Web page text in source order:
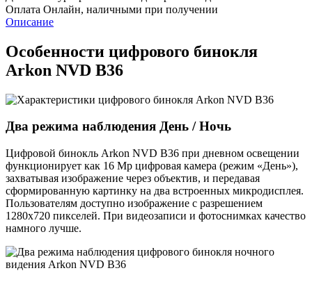
Оплата Онлайн, наличными при получении
Описание
Особенности цифрового бинокля
Arkon NVD B36
Два режима наблюдения День / Ночь
Цифровой бинокль Arkon NVD B36 при дневном освещении
функционирует как 16 Мр цифровая камера (режим «День»),
захватывая изображение через объектив, и передавая
сформированную картинку на два встроенных микродисплея.
Пользователям доступно изображение с разрешением
1280х720 пикселей. При видеозаписи и фотоснимках качество
намного лучше.